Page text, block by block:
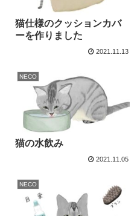
猫仕様のクッションカバ
ーを作りました
2021.11.13
NECO
猫の水飲み
2021.11.05
NECO